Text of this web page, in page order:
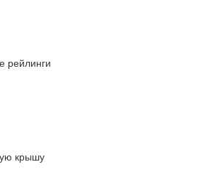
рейлинги
крышу